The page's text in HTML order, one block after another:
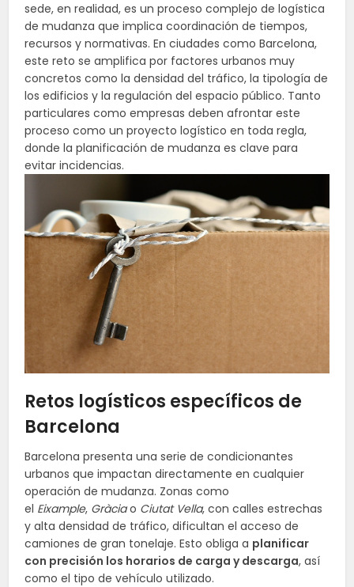
sede, en realidad, es un proceso complejo de logística
de mudanza que implica coordinación de tiempos,
recursos y normativas. En ciudades como Barcelona,
este reto se amplifica por factores urbanos muy
concretos como la densidad del tráfico, la tipología de
los edificios y la regulación del espacio público. Tanto
particulares como empresas deben afrontar este
proceso como un proyecto logístico en toda regla,
donde la planificación de mudanza es clave para
evitar incidencias.
Retos logísticos específicos de
Barcelona
Barcelona presenta una serie de condicionantes
urbanos que impactan directamente en cualquier
operación de mudanza. Zonas como
el Eixample, Gràciao Ciutat Vella, con calles estrechas
y alta densidad de tráfico, dificultan el acceso de
camiones de gran tonelaje. Esto obliga a planificar
con precisión los horarios de carga y descarga, así
como el tipo de vehículo utilizado.